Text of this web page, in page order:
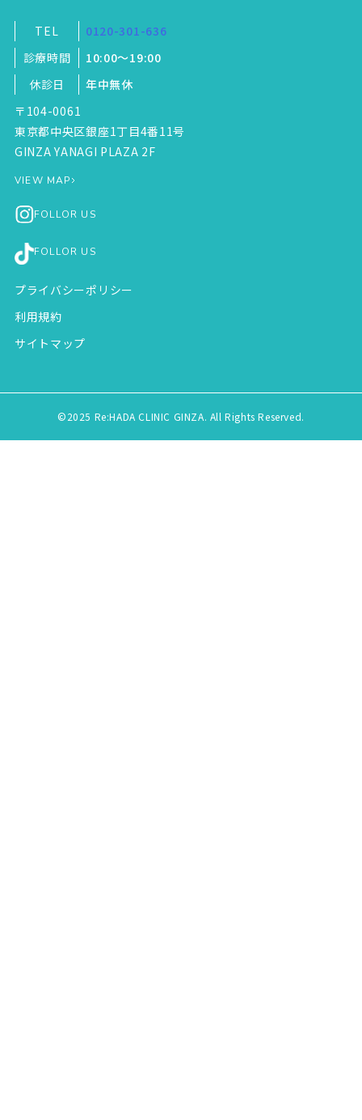
TEL
0120-301-636
診療時間
10:00～19:00
休診日
年中無休
〒104-0061
東京都中央区銀座1丁目4番11号
GINZA YANAGI PLAZA 2F
VIEW MAP
FOLLOR US
FOLLOR US
プライバシーポリシー
利用規約
サイトマップ
©2025 Re:HADA CLINIC GINZA. All Rights Reserved.